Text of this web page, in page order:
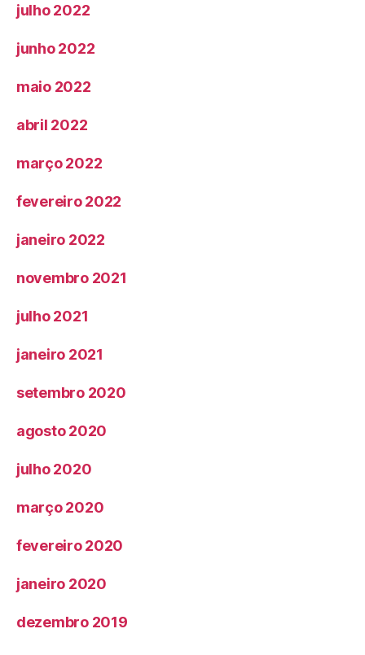
julho 2022
junho 2022
maio 2022
abril 2022
março 2022
fevereiro 2022
janeiro 2022
novembro 2021
julho 2021
janeiro 2021
setembro 2020
agosto 2020
julho 2020
março 2020
fevereiro 2020
janeiro 2020
dezembro 2019